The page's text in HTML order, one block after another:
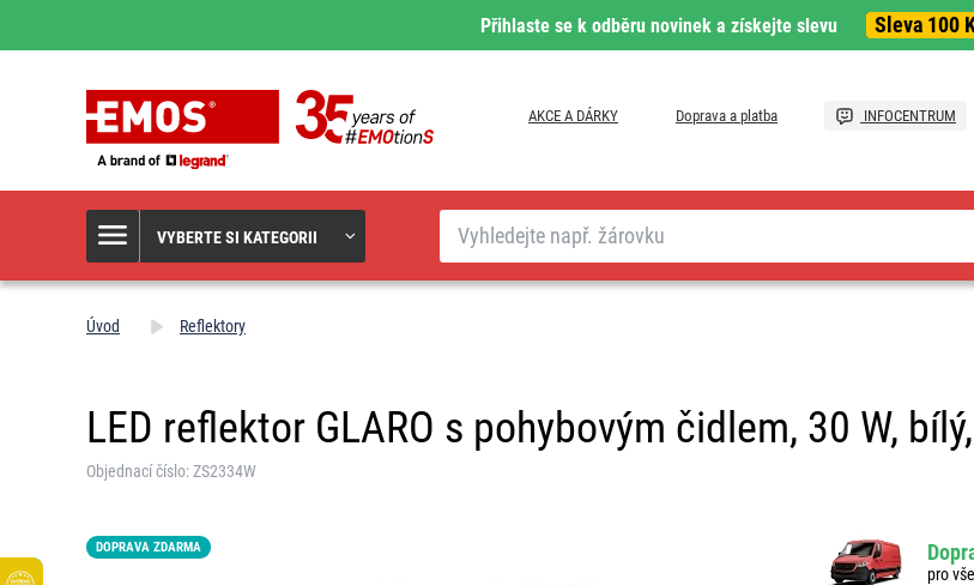
Přihlaste se k odběru novinek a získejte slevu Sleva 100
AKCE A DÁRKY Doprava a platba INFOCENTRUM
VYBERTE SI KATEGORII
Hledat
Úvod Reflektory
LED reflektor GLARO s pohybovým čidlem, 30 W,
Objednací číslo: ZS2334W
DOPRAVA ZDARMA
pro